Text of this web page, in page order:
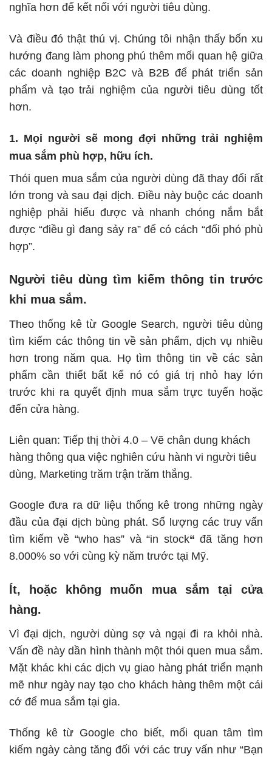
nghĩa hơn để kết nối với người tiêu dùng.
Và điều đó thật thú vị. Chúng tôi nhận thấy bốn xu
hướng đang làm phong phú thêm mối quan hệ giữa
các doanh nghiệp B2C và B2B để phát triển sản
phẩm và tạo trải nghiệm của người tiêu dùng tốt
hơn.
1. Mọi người sẽ mong đợi những trải nghiệm
mua sắm phù hợp, hữu ích.
Thói quen mua sắm của người dùng đã thay đổi rất
lớn trong và sau đại dịch. Điều này buộc các doanh
nghiệp phải hiểu được và nhanh chóng nắm bắt
được “điều gì đang sảy ra” để có cách “đối phó phù
hợp”.
Người tiêu dùng tìm kiếm thông tin trước
khi mua sắm.
Theo thống kê từ Google Search, người tiêu dùng
tìm kiếm các thông tin về sản phẩm, dịch vụ nhiều
hơn trong năm qua. Họ tìm thông tin về các sản
phẩm cần thiết bất kể nó có giá trị nhỏ hay lớn
trước khi ra quyết định mua sắm trực tuyến hoặc
đến cửa hàng.
Liên quan: Tiếp thị thời 4.0 – Vẽ chân dung khách
hàng thông qua việc nghiên cứu hành vi người tiêu
dùng, Marketing trăm trận trăm thắng.
Google đưa ra dữ liệu thống kê trong những ngày
đầu của đại dịch bùng phát. Số lượng các truy vấn
tìm kiếm về “who has” và “in stock“ đã tăng hơn
8.000% so với cùng kỳ năm trước tại Mỹ.
Ít, hoặc không muốn mua sắm tại cửa
hàng.
Vì đại dịch, người dùng sợ và ngại đi ra khỏi nhà.
Vấn đề này dần hình thành một thói quen mua sắm.
Mặt khác khi các dịch vụ giao hàng phát triển mạnh
mẽ như ngày nay tạo cho khách hàng thêm một cái
cớ để mua sắm tại gia.
Thống kê từ Google cho biết, mối quan tâm tìm
kiếm ngày càng tăng đối với các truy vấn như “Bạn